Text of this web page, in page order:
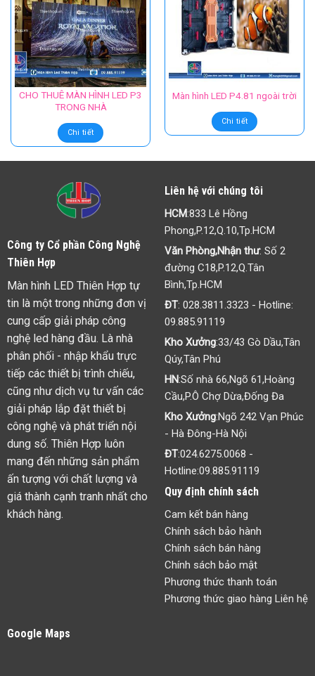
CHO THUÊ MÀN HÌNH LED P3
TRONG NHÀ
Chi tiết
Màn hình LED P4.81 ngoài trời
Chi tiết
Công ty Cổ phần Công Nghệ
Thiên Hợp
Màn hình LED Thiên Hợp tự
tin là một trong những đơn vị
cung cấp giải pháp công
nghệ led hàng đầu. Là nhà
phân phối - nhập khẩu trực
tiếp các thiết bị trình chiếu,
cũng như dịch vụ tư vấn các
giải pháp lắp đặt thiết bị
công nghệ và phát triển nội
dung số. Thiên Hợp luôn
mang đến những sản phẩm
ấn tượng với chất lượng và
giá thành cạnh tranh nhất cho
khách hàng.
Liên hệ với chúng tôi
HCM:833 Lê Hồng
Phong,P.12,Q.10,Tp.HCM
Văn Phòng,Nhận thư: Số 2
đường C18,P.12,Q.Tân
Bình,Tp.HCM
ĐT: 028.3811.3323 - Hotline:
09.885.91119
Kho Xưởng:33/43 Gò Dầu,Tân
Qúy,Tân Phú
HN:Số nhà 66,Ngõ 61,Hoàng
Cầu,P.Ô Chợ Dừa,Đống Đa
Kho Xưởng:Ngõ 242 Vạn Phúc
- Hà Đông-Hà Nội
ĐT:024.6275.0068 -
Hotline:09.885.91119
Quy định chính sách
Cam kết bán hàng
Chính sách bảo hành
Chính sách bán hàng
Chính sách bảo mật
Phương thức thanh toán
Phương thức giao hàng Liên hệ
Google Maps